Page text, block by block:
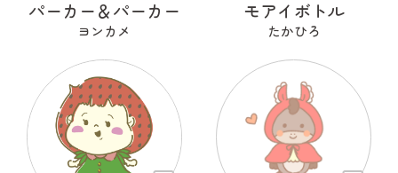
パーカー＆パーカー
ヨンカメ
モアイボトル
たかひろ